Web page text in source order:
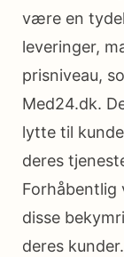
være en
leveringer,
prisniveau,
Med24.dk.
lytte til
deres
Forhåbentlig
disse
deres kunder.